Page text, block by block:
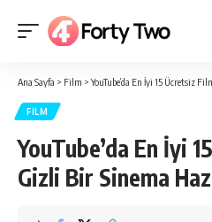
Ana Sayfa > Film >YouTube’da En İyi 15 Ücretsiz
FILM
YouTube’da En İyi
Gizli Bir Sinema